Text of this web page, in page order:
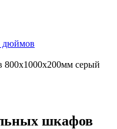
дюймов
серый
шкафов